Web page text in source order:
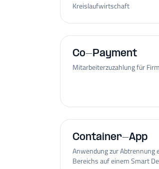
Kreislaufwirtschaft
Co-Payment
Mitarbeiterzuzahlung für
Container-App
Anwendung zur Abtrennung
Bereichs auf einem Smart